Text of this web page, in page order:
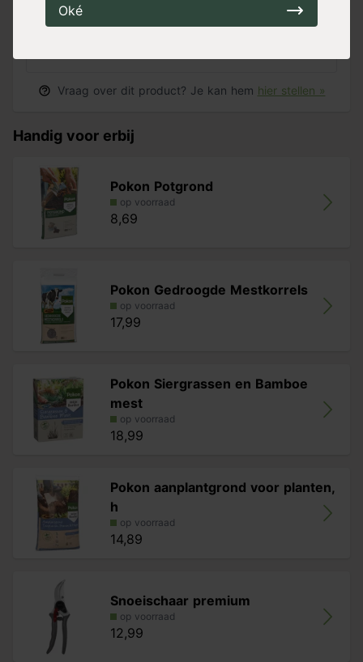
Oké
Vraag over dit product? Je kan hem hier stellen »
Handig voor erbij
Pokon Potgrond
op voorraad
8,69
Pokon Gedroogde Mestkorrels
op voorraad
17,99
Pokon Siergrassen en Bamboe
mest
op voorraad
18,99
Pokon aanplantgrond voor planten,
h
op voorraad
14,89
Snoeischaar premium
op voorraad
12,99